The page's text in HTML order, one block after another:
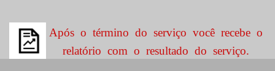
Após o término do serviço você recebe o
relatório com o resultado do serviço.